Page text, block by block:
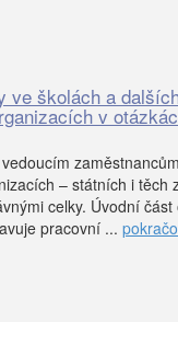
ve školách a
v
– státních i těch
celky. Úvodní
pracovní ...